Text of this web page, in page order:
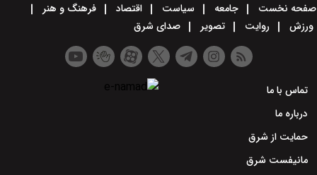
صفحه نخست جامعه سیاست اقتصاد
فرهنگ و هنر
ورزش
روایت تصویر صدای شرق
تماس با ما
درباره ما
حمایت از شرق
مانیفست شرق